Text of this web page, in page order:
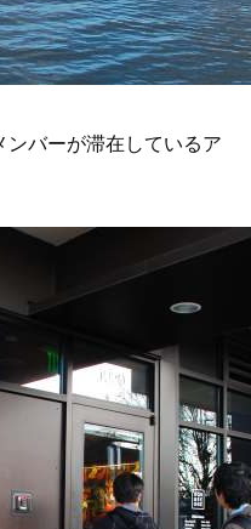
バーが滞在しているア